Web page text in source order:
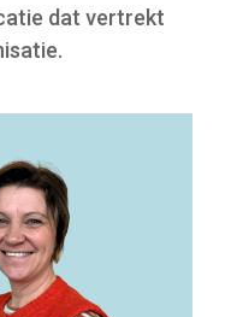
dat vertrekt